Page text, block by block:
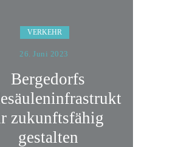
VERKEHR
26. Juni 2023
Bergedorfs
zukunftsfähig
gestalten